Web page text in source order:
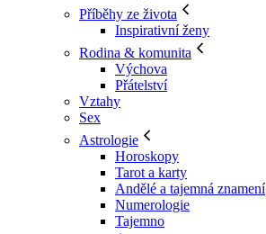
Příběhy ze života
Inspirativní ženy
Rodina & komunita
Výchova
Přátelství
Vztahy
Sex
Astrologie
Horoskopy
Tarot a karty
Andělé a tajemná znamení
Numerologie
Tajemno